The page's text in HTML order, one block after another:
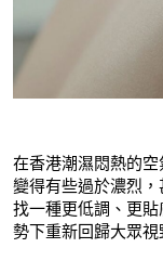
在香港潮濕悶熱的
變得有些過於濃烈
找一種更低調、更
勢下重新回歸大眾視